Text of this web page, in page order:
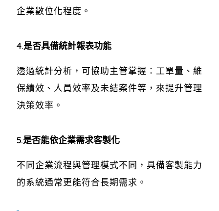
企業數位化程度。
4.是否具備統計報表功能
透過統計分析，可協助主管掌握：工單量、維
保績效、人員效率及未結案件等，來提升管理
決策效率。
5.是否能依企業需求客製化
不同企業流程與管理模式不同，具備客製能力
的系統通常更能符合長期需求。